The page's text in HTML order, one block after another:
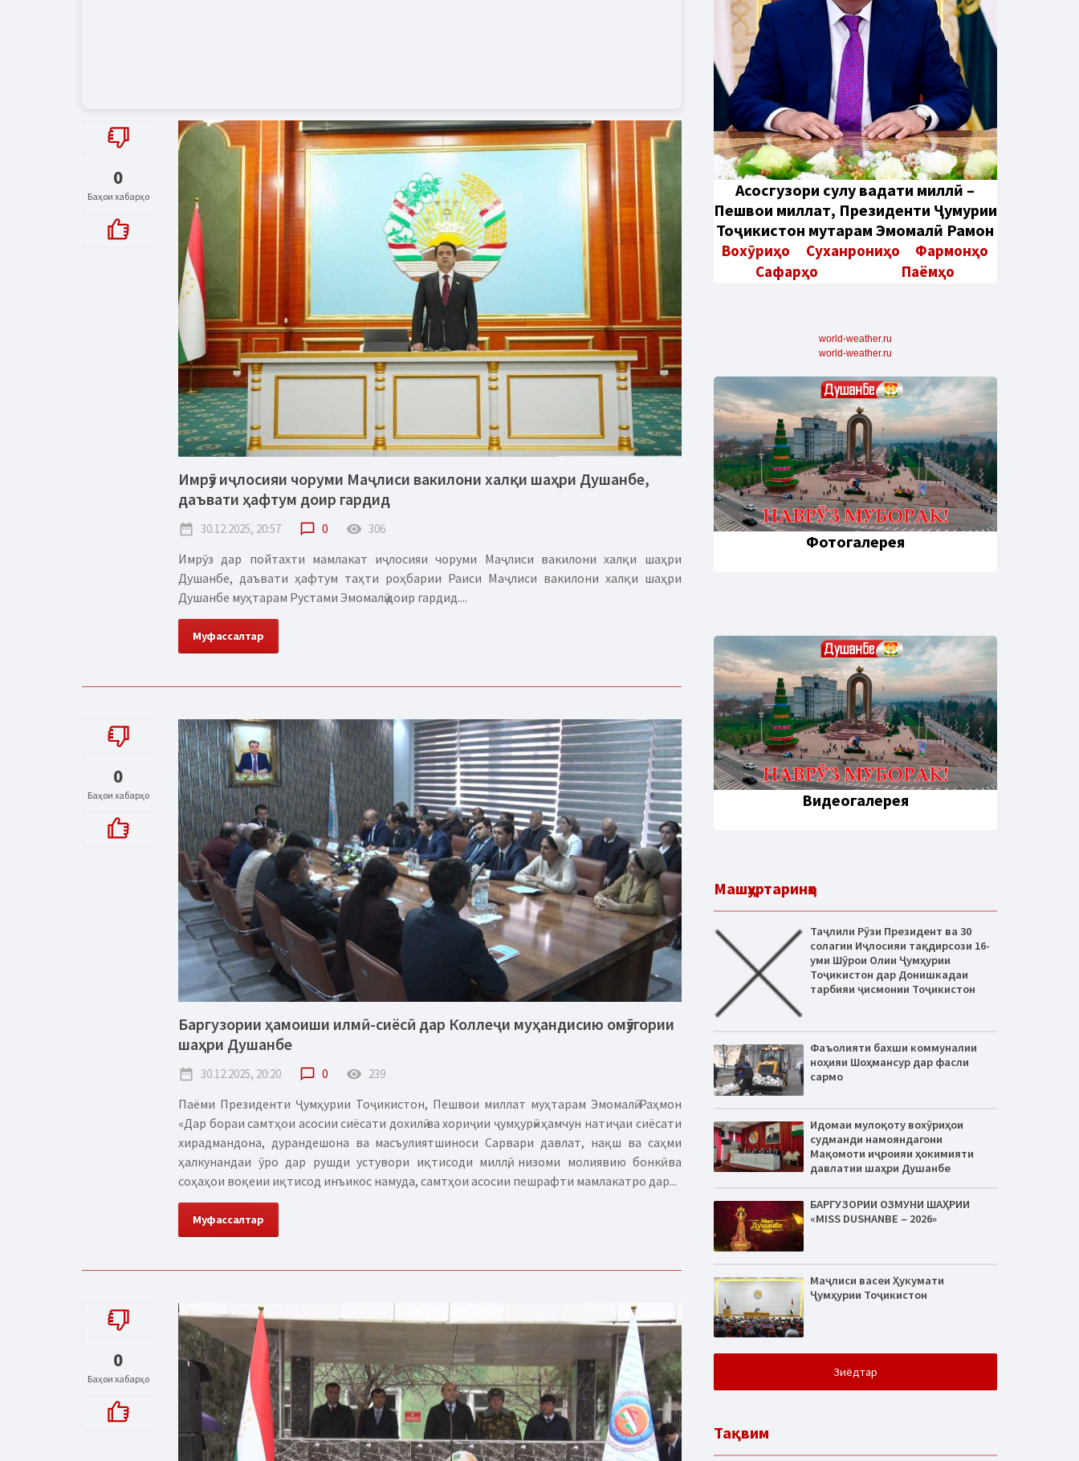
0
Баҳои хабарҳо
Имрӯз иҷлосияи чоруми Маҷлиси вакилони халқи шаҳри Душанбе,
даъвати ҳафтум доир гардид
date_range 30.12.2025, 20:57 chat_bubble_outline 0 remove_red_eye 306
Имрӯз дар пойтахти мамлакат иҷлосияи чоруми Маҷлиси вакилони халқи шаҳри
Душанбе, даъвати ҳафтум таҳти роҳбарии Раиси Маҷлиси вакилони халқи шаҳри
Душанбе муҳтарам Рустами Эмомалӣ доир гардид....
Муфассалтар
0
Баҳои хабарҳо
Баргузории ҳамоиши илмӣ-сиёсӣ дар Коллеҷи муҳандисию омӯзгории
шаҳри Душанбе
date_range 30.12.2025, 20:20 chat_bubble_outline 0 remove_red_eye 239
Паёми Президенти Ҷумҳурии Тоҷикистон, Пешвои миллат муҳтарам Эмомалӣ Раҳмон
«Дар бораи самтҳои асосии сиёсати дохилӣ ва хориҷии ҷумҳурӣ» ҳамчун натиҷаи сиёсати
хирадмандона, дурандешона ва масъулиятшиноси Сарвари давлат, нақш ва саҳми
ҳалкунандаи ӯро дар рушди устувори иқтисоди миллӣ, низоми молиявию бонкӣ ва
соҳаҳои воқеии иқтисод инъикос намуда, самтҳои асосии пешрафти мамлакатро дар...
Муфассалтар
0
Баҳои хабарҳо
Aсосгузори сулҳу ваҳдати миллӣ –
Пешвои миллат, Президенти Ҷумҳурии
Тоҷикистон муҳтарам Эмомалӣ Раҳмон
Вохӯриҳо Суханрониҳо
Фармонҳо
Сафарҳо
Паёмҳо
world-weather.ru
world-weather.ru
Фотогалерея
Видеогалерея
Машҳуртаринҳо
Таҷлили Рӯзи Президент ва 30
солагии Иҷлосияи тақдирсози 16-
уми Шӯрои Олии Ҷумҳурии
Тоҷикистон дар Донишкадаи
тарбияи ҷисмонии Тоҷикистон
Фаъолияти бахши коммуналии
ноҳияи Шоҳмансур дар фасли
сармо
Идомаи мулоқоту вохӯриҳои
судманди намояндагони
Мақомоти иҷроияи ҳокимияти
давлатии шаҳри Душанбе
БАРГУЗОРИИ ОЗМУНИ ШАҲРИИ
«MISS DUSHANBE – 2026»
Маҷлиси васеи Ҳукумати
Ҷумҳурии Тоҷикистон
Зиёдтар
Тақвим